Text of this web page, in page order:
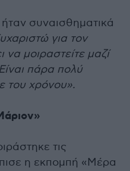
συναισθηματικά
για τον
να μοιραστείτε μαζί
πάρα πολύ
του χρόνου».
τις
η εκπομπή «Μέρα